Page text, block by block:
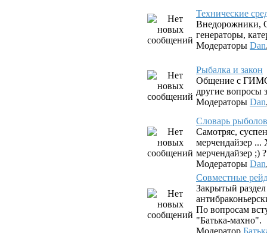
Технические
Внедорожники,
генераторы,
Модераторы Dan
Рыбалка и закон
Общение с
другие вопросы
Модераторы Dan
Словарь
Самотряс,
мерчендайзер ...
мерчендайзер ;) ?
Модераторы Dan
Совместные
Закрытый
По вопросам
"Батька-махно".
Модератор